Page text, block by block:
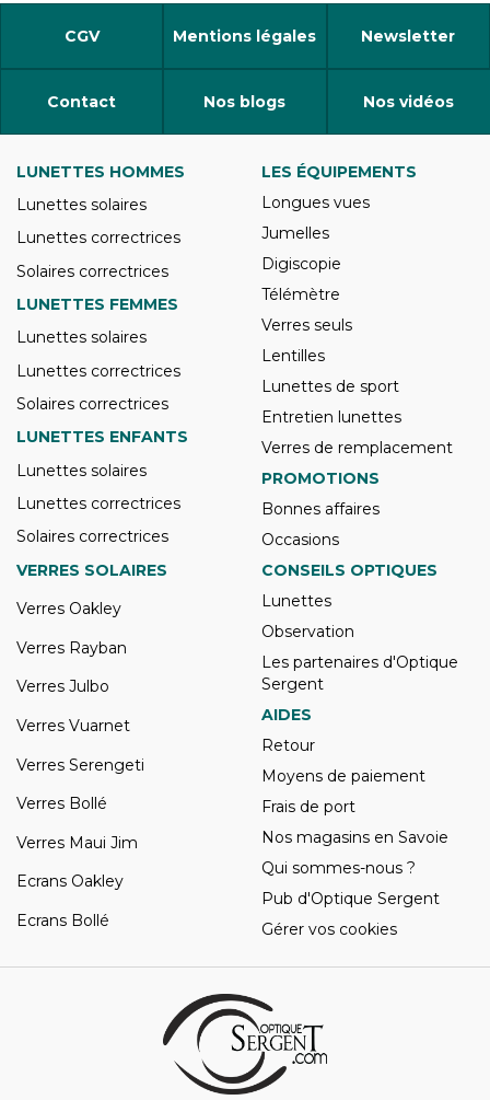
CGV Mentions légales Newsletter
Contact Nos blogs Nos vidéos
LUNETTES HOMMES
Lunettes solaires
Lunettes correctrices
Solaires correctrices
LUNETTES FEMMES
Lunettes solaires
Lunettes correctrices
Solaires correctrices
LUNETTES ENFANTS
Lunettes solaires
Lunettes correctrices
Solaires correctrices
LES ÉQUIPEMENTS
Longues vues
Jumelles
Digiscopie
Télémètre
Verres seuls
Lentilles
Lunettes de sport
Entretien lunettes
Verres de remplacement
PROMOTIONS
Bonnes affaires
Occasions
VERRES SOLAIRES
Verres Oakley
Verres Rayban
Verres Julbo
Verres Vuarnet
Verres Serengeti
Verres Bollé
Verres Maui Jim
Ecrans Oakley
Ecrans Bollé
CONSEILS OPTIQUES
Lunettes
Observation
Les partenaires d'Optique
Sergent
AIDES
Retour
Moyens de paiement
Frais de port
Nos magasins en Savoie
Qui sommes-nous ?
Pub d'Optique Sergent
Gérer vos cookies